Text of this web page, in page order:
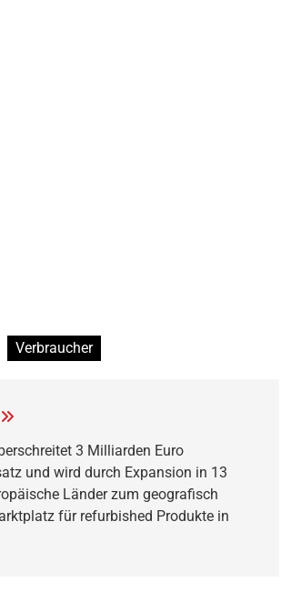
Verbraucher
3 Milliarden Euro
und wird durch Expansion in 13
Länder zum geografisch
für refurbished Produkte in